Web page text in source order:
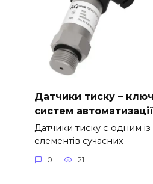
Датчики тиску –
систем автоматизації
Датчики тиску є одним
елементів сучасних
0 21